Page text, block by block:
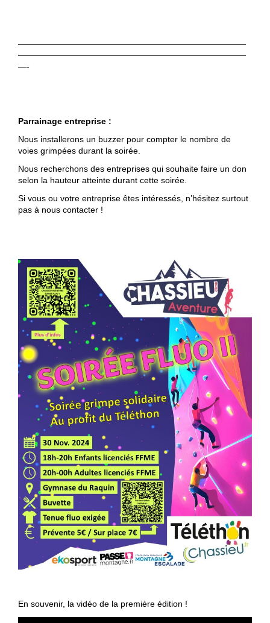
———————————————————————————
———————————————————————————
—-
Parrainage entreprise :
Nous installerons un buzzer pour compter le nombre de
voies grimpées durant la soirée.
Nous recherchons des entreprises qui souhaite faire un don
selon la hauteur atteinte durant cette soirée.
Si vous ou votre entreprise êtes intéressés, n’hésitez surtout
pas à nous contacter !
En souvenir, la vidéo de la première édition !